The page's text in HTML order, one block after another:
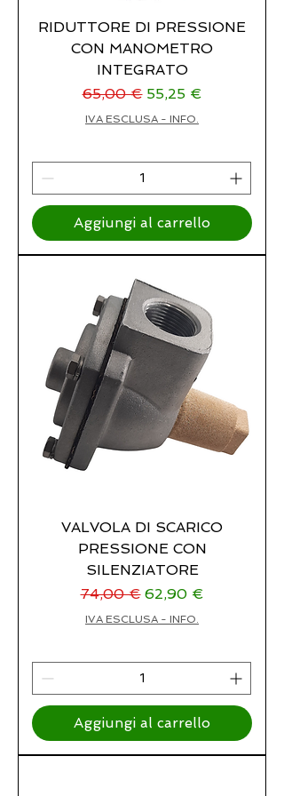
RIDUTTORE DI PRESSIONE
CON MANOMETRO
INTEGRATO
Prezzo regolare
65,00 € Prezzo scontato
55,25 €
IVA ESCLUSA - INFO.
Aggiungi al carrello
VALVOLA DI SCARICO
PRESSIONE CON
SILENZIATORE
Prezzo regolare
74,00 € Prezzo scontato
62,90 €
IVA ESCLUSA - INFO.
Aggiungi al carrello